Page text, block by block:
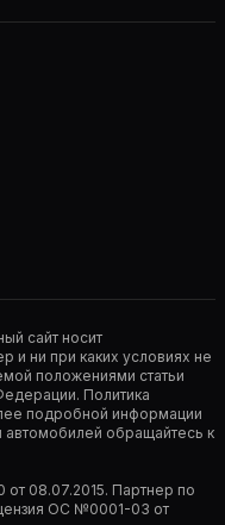
сайт носит
и ни при каких условиях не
положениями статьи
Политика
подробной информации
автомобилей обращайтесь к
08.07.2015. Партнер по
ОС №0001-03 от